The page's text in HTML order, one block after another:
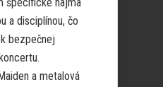
a disciplínou, čo
bezpečnej
a metalová